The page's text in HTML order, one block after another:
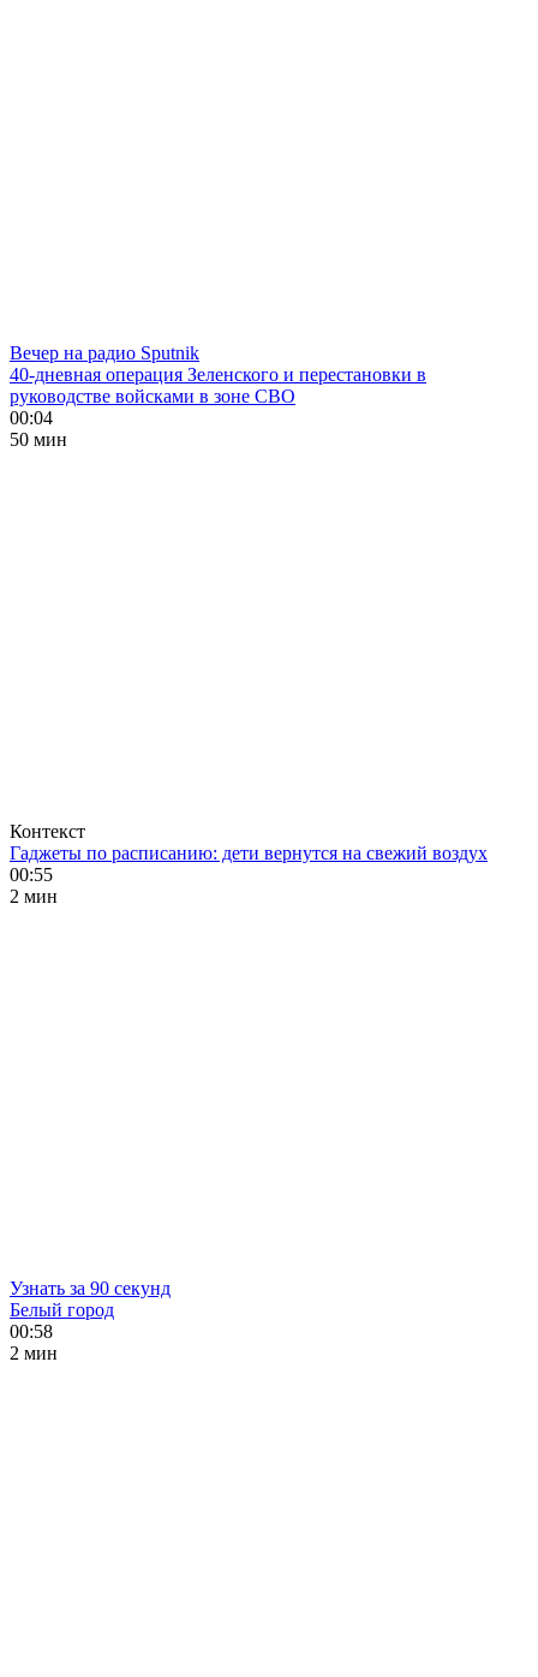
Вечер на радио Sputnik
40-дневная операция Зеленского и перестановки в
руководстве войсками в зоне СВО
00:04
50 мин
Контекст
Гаджеты по расписанию: дети вернутся на свежий воздух
00:55
2 мин
Узнать за 90 секунд
Белый город
00:58
2 мин